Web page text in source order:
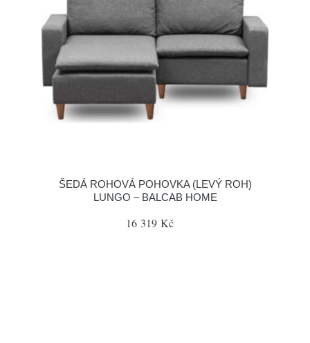
ŠEDÁ ROHOVÁ POHOVKA (LEVÝ ROH)
LUNGO – BALCAB HOME
16 319 Kč